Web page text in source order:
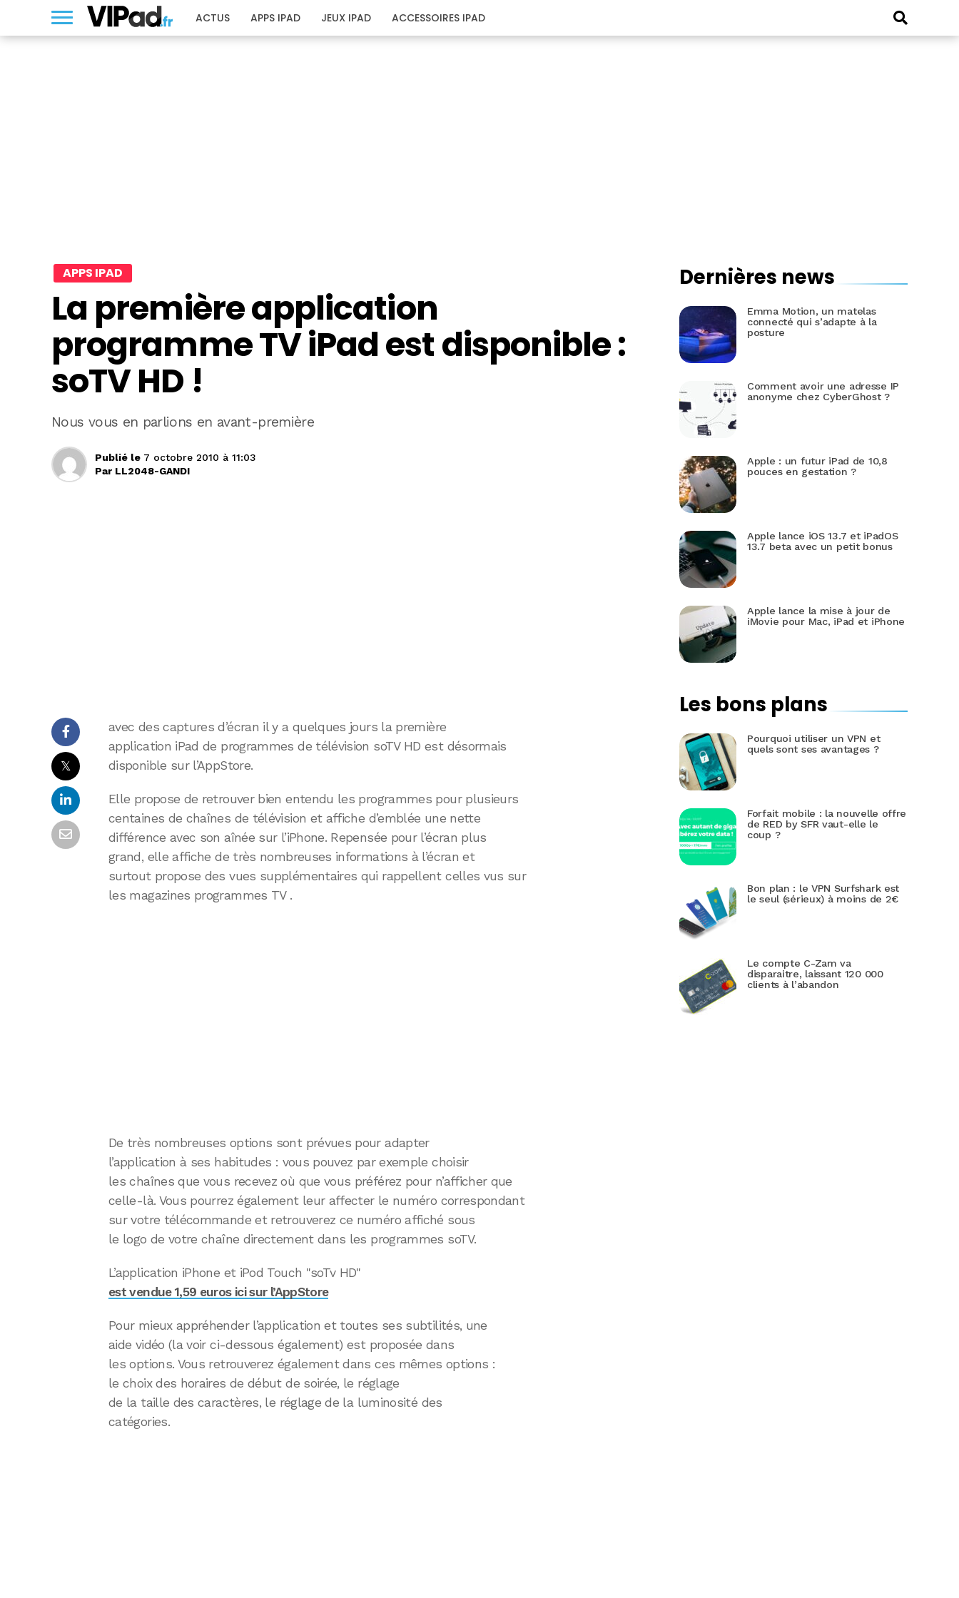
ACTUS APPS IPAD JEUX IPAD ACCESSOIRES IPAD
APPS IPAD
La première application
programme TV iPad est disponible :
soTV HD !
Nous vous en parlions en avant-première
Publié le 7 octobre 2010 à 11:03
Par LL2048-GANDI
𝕏
avec des captures d’écran il y a quelques jours la première
application iPad de programmes de télévision soTV HD est désormais
disponible sur l’AppStore.
Elle propose de retrouver bien entendu les programmes pour plusieurs
centaines de chaînes de télévision et affiche d’emblée une nette
différence avec son aînée sur l’iPhone. Repensée pour l’écran plus
grand, elle affiche de très nombreuses informations à l’écran et
surtout propose des vues supplémentaires qui rappellent celles vus sur
les magazines programmes TV .
De très nombreuses options sont prévues pour adapter
l’application à ses habitudes : vous pouvez par exemple choisir
les chaînes que vous recevez où que vous préférez pour n’afficher que
celle-là. Vous pourrez également leur affecter le numéro correspondant
sur votre télécommande et retrouverez ce numéro affiché sous
le logo de votre chaîne directement dans les programmes soTV.
L’application iPhone et iPod Touch "soTv HD"
est vendue 1,59 euros ici sur l’AppStore
Pour mieux appréhender l’application et toutes ses subtilités, une
aide vidéo (la voir ci-dessous également) est proposée dans
les options. Vous retrouverez également dans ces mêmes options :
le choix des horaires de début de soirée, le réglage
de la taille des caractères, le réglage de la luminosité des
catégories.
Dernières news
Emma Motion, un matelas
connecté qui s’adapte à la
posture
Comment avoir une adresse IP
anonyme chez CyberGhost ?
Apple : un futur iPad de 10,8
pouces en gestation ?
Apple lance iOS 13.7 et iPadOS
13.7 beta avec un petit bonus
Apple lance la mise à jour de
iMovie pour Mac, iPad et iPhone
Les bons plans
Pourquoi utiliser un VPN et
quels sont ses avantages ?
Forfait mobile : la nouvelle offre
de RED by SFR vaut-elle le
coup ?
Bon plan : le VPN Surfshark est
le seul (sérieux) à moins de 2€
Le compte C-Zam va
disparaitre, laissant 120 000
clients à l’abandon